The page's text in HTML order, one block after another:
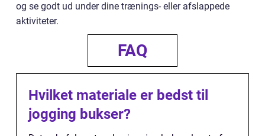
og se godt ud under dine trænings- eller afslappede
aktiviteter.
FAQ
Hvilket materiale er bedst til
jogging bukser?